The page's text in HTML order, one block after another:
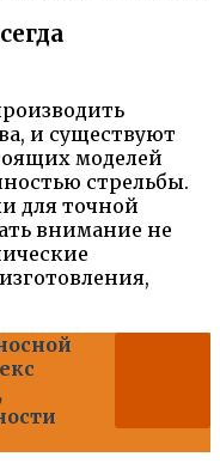
и существуют
моделей
стрельбы.
для точной
внимание не